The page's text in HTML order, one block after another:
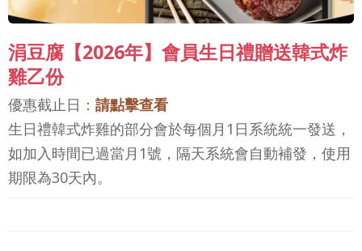
涓豆腐【2026年】會員生日禮贈送韓式炸
雞乙份
優惠截止日： 請點擊查看
生日禮韓式炸雞的部分會於每個月1日系統統一發送，
如加入時間已過當月1號，隔天系統會自動補發，使用
期限為30天內。